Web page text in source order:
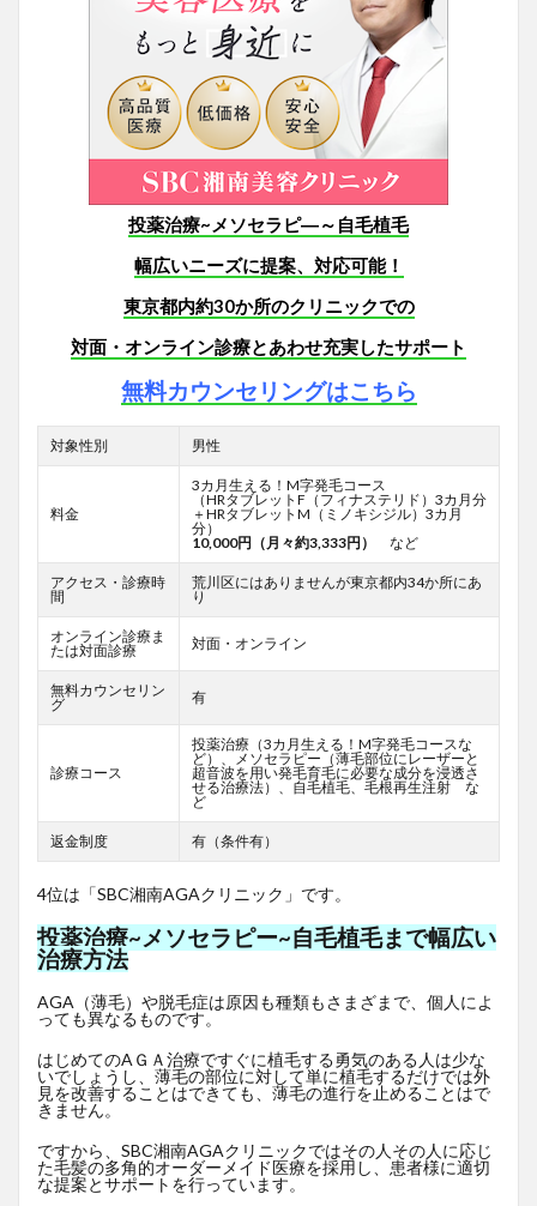
投薬治療~メソセラピ―～自毛植毛
幅広いニーズに提案、対応可能！
東京都内約30か所のクリニックでの
対面・オンライン診療とあわせ充実したサポート
無料カウンセリングはこちら
対象性別 男性
料金
3カ月生える！M字発毛コース
（HRタブレットF （フィナステリド）3カ月分
＋HRタブレットM（ミノキシジル）3カ月
分）
10,000円（月々約3,333円） など
アクセス・診療時
間
荒川区にはありませんが東京都内34か所にあ
り
オンライン診療ま
たは対面診療
対面・オンライン
無料カウンセリン
グ
有
診療コース
投薬治療（3カ月生える！M字発毛コースな
ど）、メソセラピー（薄毛部位にレーザーと
超音波を用い発毛育毛に必要な成分を浸透さ
せる治療法）、自毛植毛、毛根再生注射 な
ど
返金制度 有（条件有）
4位は「SBC湘南AGAクリニック」です。
投薬治療~メソセラピー~自毛植毛まで幅広い
治療方法
AGA（薄毛）や脱毛症は原因も種類もさまざまで、個人によ
っても異なるものです。
はじめてのAＧＡ治療ですぐに植毛する勇気のある人は少な
いでしょうし、薄毛の部位に対して単に植毛するだけでは外
見を改善することはできても、薄毛の進行を止めることはで
きません。
ですから、SBC湘南AGAクリニックではその人その人に応じ
た毛髪の多角的オーダーメイド医療を採用し、患者様に適切
な提案とサポートを行っています。